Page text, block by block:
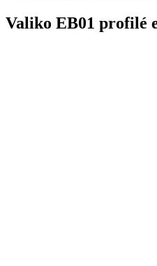
Valiko EB01 profilé